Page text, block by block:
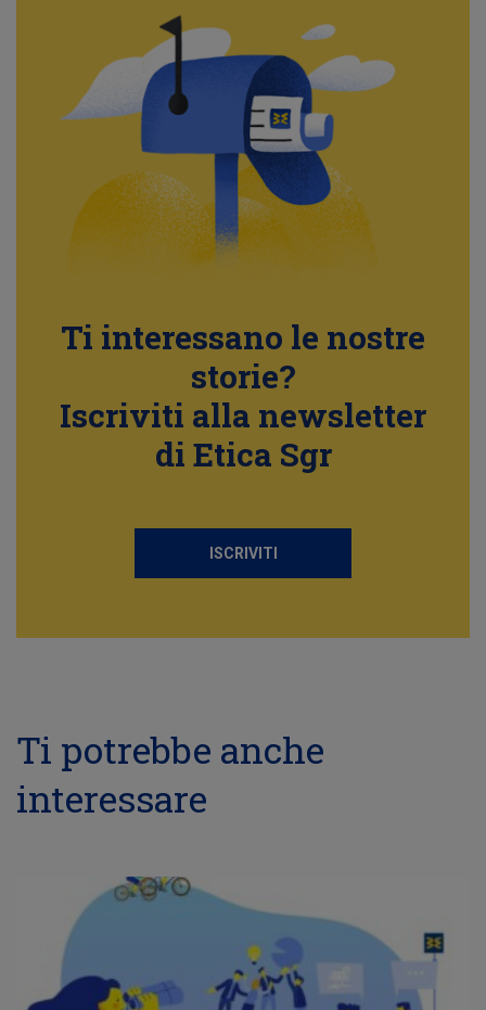
Ti interessano le nostre
storie?
Iscriviti alla newsletter
di Etica Sgr
ISCRIVITI
Ti potrebbe anche
interessare